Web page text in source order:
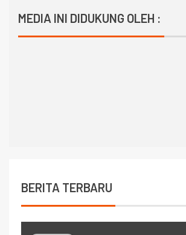
MEDIA INI DIDUKUNG OLEH :
BERITA TERBARU